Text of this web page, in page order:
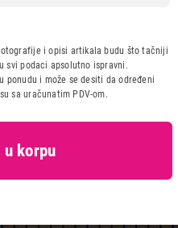
po osnovu zakona o
i opisi artikala budu što tačniji
svi podaci apsolutno ispravni.
ponudu i može se desiti da određeni
sa uračunatim PDV-om.
u korpu